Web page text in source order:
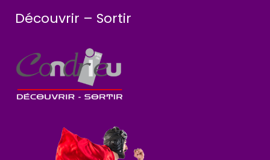
Découvrir – Sortir